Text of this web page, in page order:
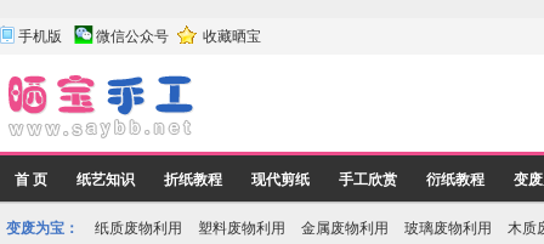
手机版 微信公众号 收藏晒宝
首 页 纸艺知识 折纸教程 现代剪纸 手工欣赏 衍纸教程 变
变废为宝： 纸质废物利用 塑料废物利用 金属废物利用 玻璃废物利用 木质